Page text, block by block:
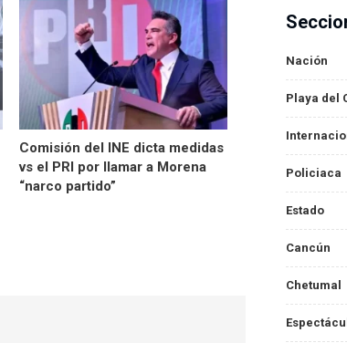
Comisión del INE dicta medidas
vs el PRI por llamar a Morena
“narco partido”
Nación
Playa del
Policiaca
Estado
Cancún
Chetumal